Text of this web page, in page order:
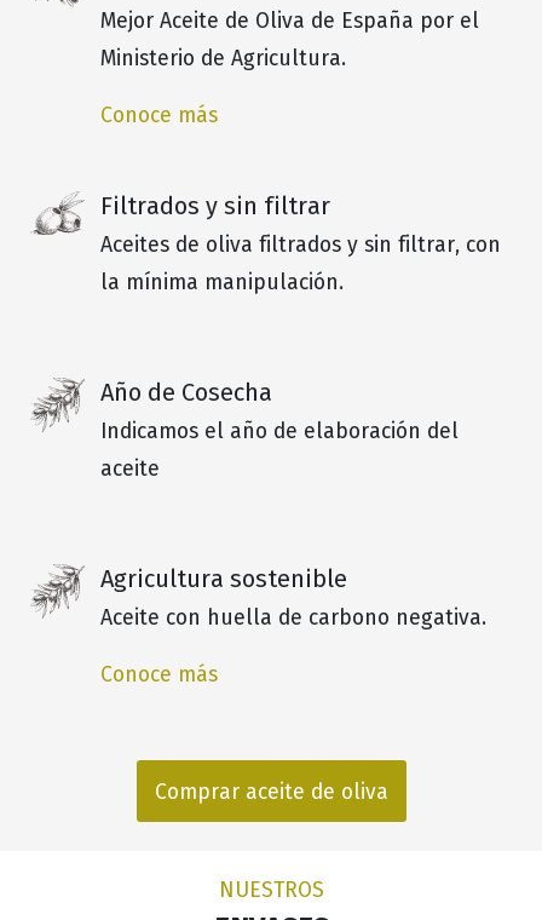
Mejor Aceite de Oliva de España por el
Ministerio de Agricultura.
Conoce más
Filtrados y sin filtrar
Aceites de oliva filtrados y sin filtrar, con
la mínima manipulación.
Año de Cosecha
Indicamos el año de elaboración del
aceite
Agricultura sostenible
Aceite con huella de carbono negativa.
Conoce más
Comprar aceite de oliva
NUESTROS